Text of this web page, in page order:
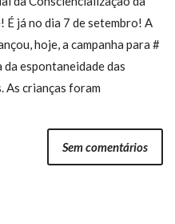
já no dia 7 de setembro! A
hoje, a campanha para #
espontaneidade das
As crianças foram
Sem comentários